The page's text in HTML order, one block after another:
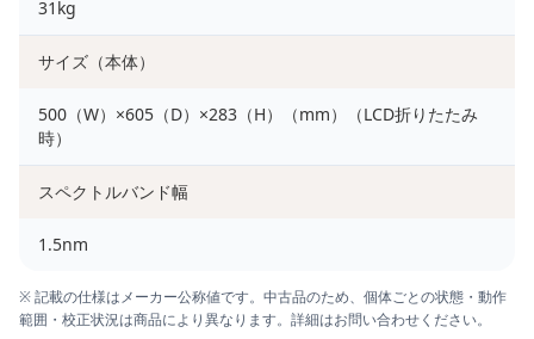
31kg
サイズ（本体）
500（W）×605（D）×283（H）（mm）（LCD折りたたみ
時）
スペクトルバンド幅
1.5nm
※ 記載の仕様はメーカー公称値です。中古品のため、個体ごとの状態・動作
範囲・校正状況は商品により異なります。詳細はお問い合わせください。